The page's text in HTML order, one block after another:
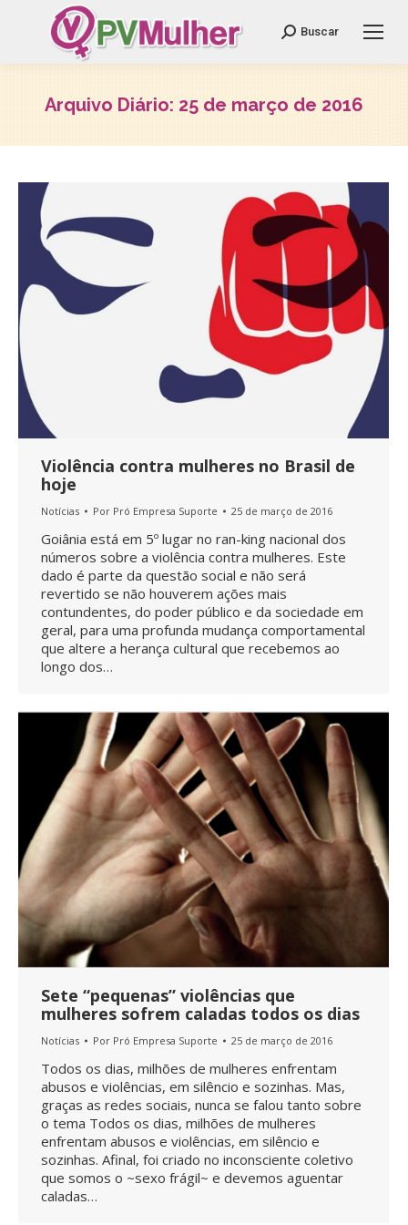
Search:
Buscar
Arquivo Diário: 25 de março de 2016
Violência contra mulheres no Brasil de
hoje
Notícias Por Pró Empresa Suporte 25 de março de 2016
Goiânia está em 5º lugar no ran-king nacional dos
números sobre a violência contra mulheres. Este
dado é parte da questão social e não será
revertido se não houverem ações mais
contundentes, do poder público e da sociedade em
geral, para uma profunda mudança comportamental
que altere a herança cultural que recebemos ao
longo dos…
Sete “pequenas” violências que
mulheres sofrem caladas todos os dias
Notícias Por Pró Empresa Suporte 25 de março de 2016
Todos os dias, milhões de mulheres enfrentam
abusos e violências, em silêncio e sozinhas. Mas,
graças as redes sociais, nunca se falou tanto sobre
o tema Todos os dias, milhões de mulheres
enfrentam abusos e violências, em silêncio e
sozinhas. Afinal, foi criado no inconsciente coletivo
que somos o ~sexo frágil~ e devemos aguentar
caladas…